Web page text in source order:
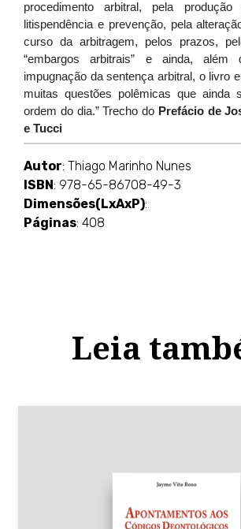
procedimento arbitral, pela
litispendência e prevenção, pela
curso da arbitragem, pelos prazos,
“embargos arbitrais” e ainda, além
impugnação da sentença arbitral, o livro
muitas questões polêmicas que ainda
ordem do dia.” Trecho do Prefácio de
e Tucci
Autor: Thiago Marinho Nunes
ISBN: 978-65-86708-49-3
Dimensões(LxAxP):
Páginas: 408
Leia